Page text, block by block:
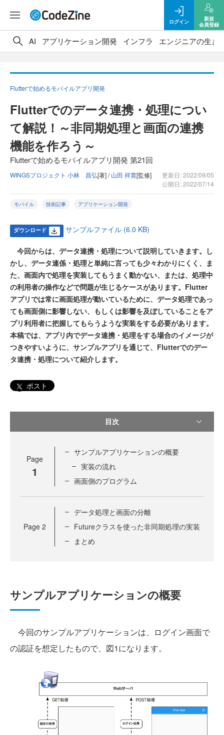
ログイン
新規
会員登録
AI アプリケーション開発 インフラ エンジニアの生き
Flutterで始めるモバイルアプリ開発
Flutterでのデータ連携・処理につい
て解説！～非同期処理と画面の連携
機能を作ろう～
Flutterで始めるモバイルアプリ開発 第21回
WINGSプロジェクト 小林 昌弘[著] /山田 祥寛[監修]
更新日: 2022/09/05
公開日: 2022/07/14
モバイル 技術記事 アプリケーション開発
ダウンロード サンプルファイル (6.0 KB)
今回からは、データ連携・処理について説明していきます。し
かし、データ連係・処理と単純に言っても少々わかりにくく、ま
た、画面内で処理を実装してもうまく動かない、または、処理中
の利用者の操作などで問題が生じるケースがあります。Flutter
アプリでは常に画面処理が動いているために、データ処理であっ
ても画面側に影響しない、もしくは影響を及ぼしていることをア
プリ利用者に把握してもらうような実装をする必要があります。
本稿では、アプリ内でデータ連携・処理をする場合のイメージが
つきやすいように、サンプルアプリを通じて、Flutterでのデー
タ連携・処理について紹介します。
ポスト
目次
Page
1
サンプルアプリケーションの概要
実装の流れ
画面側のプログラム
Page 2
データ処理と画面の分離
Futureクラスを使った非同期処理の実装
まとめ
サンプルアプリケーションの概要
今回のサンプルアプリケーションは、ログイン画面で
の認証を想定したもので、図1になります。